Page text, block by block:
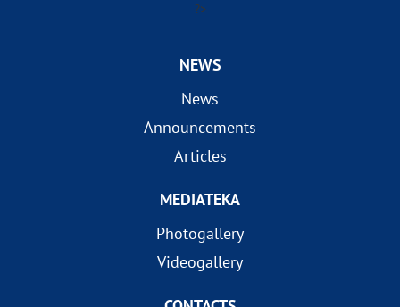
?>
NEWS
News
Announcements
Articles
MEDIATEKA
Photogallery
Videogallery